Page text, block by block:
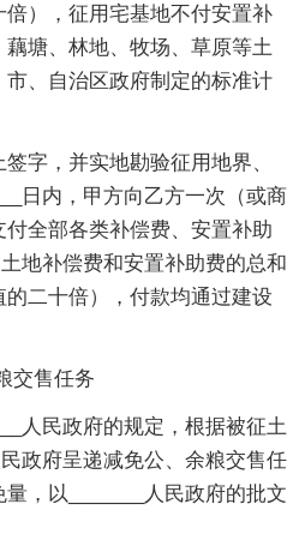
），征用宅基地不付安置补
塘、林地、牧场、草原等土
、自治区政府制定的标准计
，并实地勘验征用地界、
日内，甲方向乙方一次（或商
全部各类补偿费、安置补助
地补偿费和安置补助费的总和
二十倍），付款均通过建设
交售任务
民政府的规定，根据被征土
政府呈递减免公、余粮交售任
，以_______人民政府的批文